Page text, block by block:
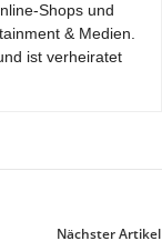
Shops und
& Medien.
ist verheiratet
Nächster Artikel